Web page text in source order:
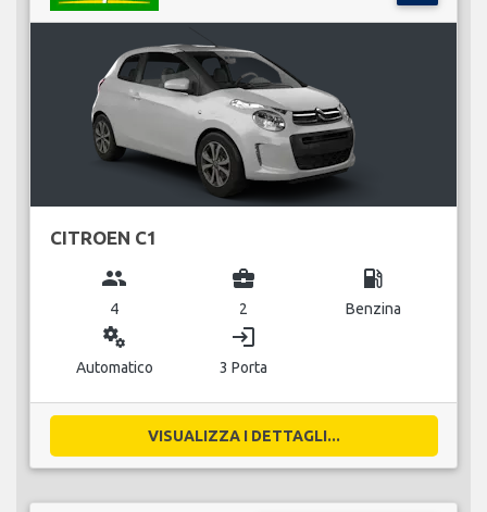
CITROEN C1
group
4
business_center
2
local_gas_station
Benzina
miscellaneous_services
Automatico
login
3 Porta
VISUALIZZA I DETTAGLI...